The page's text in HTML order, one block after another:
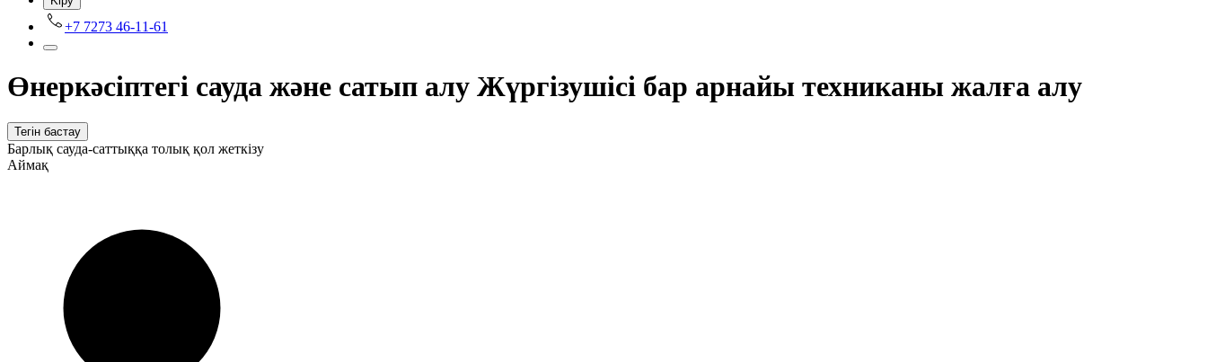
+7 7273 46-11-61
Өнеркәсіптегі сауда және сатып алу Жүргізушісі бар арнайы техниканы жалға алу
Тегін бастау
Барлық сауда-саттыққа толық қол жеткізу
Аймақ